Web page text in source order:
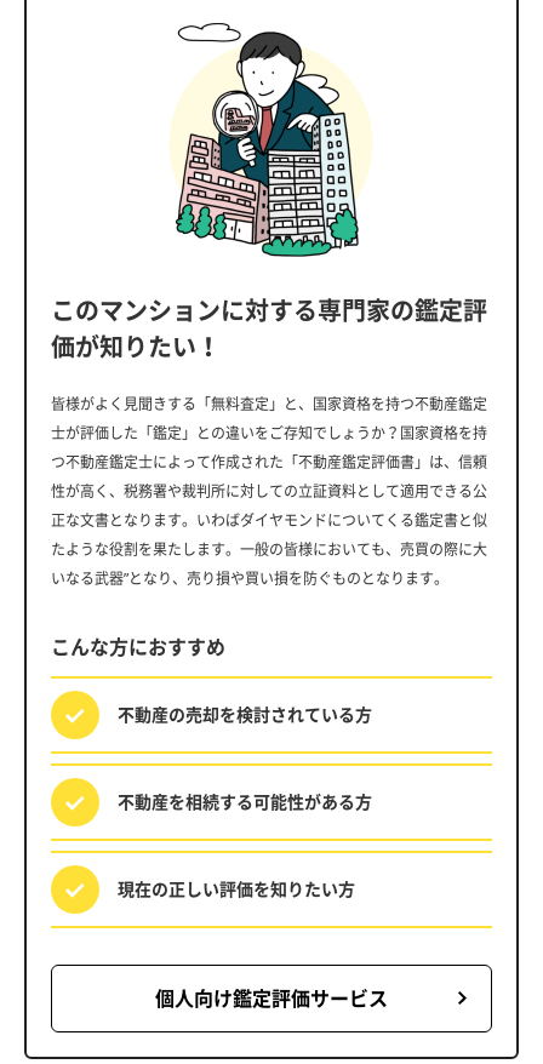
このマンションに対する専門家の鑑定評
価が知りたい！
皆様がよく見聞きする「無料査定」と、国家資格を持つ不動産鑑定
士が評価した「鑑定」との違いをご存知でしょうか？国家資格を持
つ不動産鑑定士によって作成された「不動産鑑定評価書」は、信頼
性が高く、税務署や裁判所に対しての立証資料として適用できる公
正な文書となります。いわばダイヤモンドについてくる鑑定書と似
たような役割を果たします。一般の皆様においても、売買の際に大
いなる武器”となり、売り損や買い損を防ぐものとなります。
こんな方におすすめ
不動産の売却を検討されている方
不動産を相続する可能性がある方
現在の正しい評価を知りたい方
個人向け鑑定評価サービス